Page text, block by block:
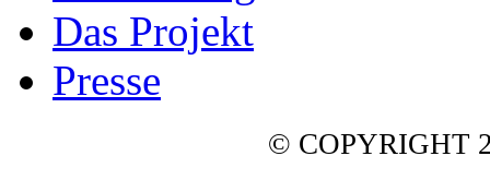
Das Projekt
Presse
© COPYRIGHT